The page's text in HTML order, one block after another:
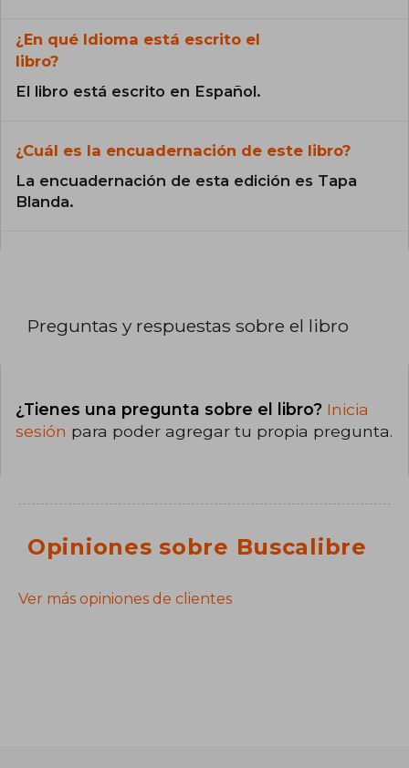
¿En qué Idioma está escrito el
libro?
El libro está escrito en Español.
¿Cuál es la encuadernación de este libro?
La encuadernación de esta edición es Tapa
Blanda.
Preguntas y respuestas sobre el libro
¿Tienes una pregunta sobre el libro? Inicia
sesión para poder agregar tu propia pregunta.
Opiniones sobre Buscalibre
Ver más opiniones de clientes